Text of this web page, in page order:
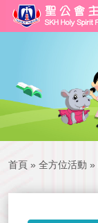
首頁 » 全方位活動 »